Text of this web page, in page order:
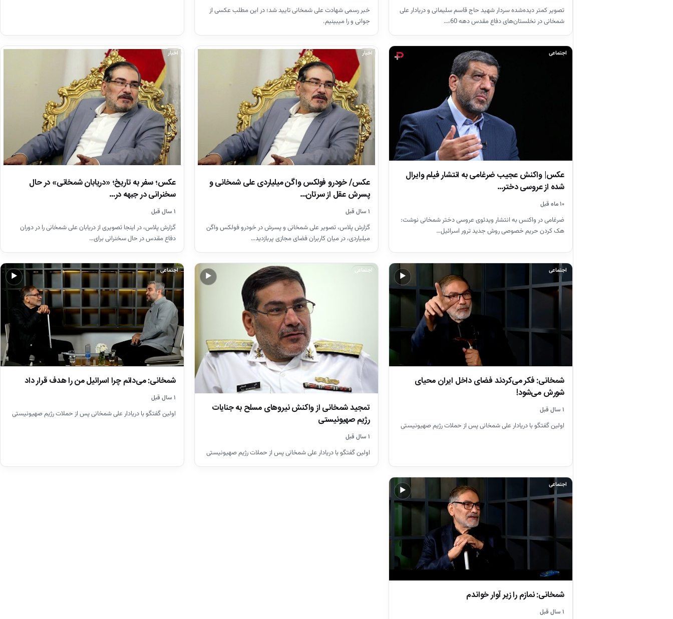
تصویر کمتر دیده‌شده سردار شهید حاج قاسم سلیمانی و دریادار علی
شمخانی در نخلستان‌های دفاع مقدس دهه 60،…
خبر رسمی شهادت علی شمخانی تایید شد؛ در این مطلب عکسی از
جوانی و را میبینیم.
اجتماعی
عکس| واکنش عجیب ضرغامی به انتشار فیلم وایرال
شده از عروسی دختر…
۱۰ ماه قبل
ضرغامی در واکنس به انتشار ویدئوی عروسی دختر شمخانی نوشت:
هک کردن حریم خصوصی روش جدید ترور اسرائیل…
اخبار
عکس/ خودرو فولکس واگن میلیاردی علی شمخانی و
پسرش عقل از سرتان…
۱ سال قبل
گزارش پلاس، تصویر علی شمخانی و پسرش در خودرو فولکس واگن
میلیاردی، در میان کاربران فضای مجازی پربازدید…
اخبار
عکس؛ سفر به تاریخ؛ «دریابان شمخانی» در حال
سخنرانی در جبهه در…
۱ سال قبل
گزارش پلاس، در اینجا تصویری از دریابان علی شمخانی را در دوران
دفاع مقدس در حال سخنرانی برای…
▶
اجتماعی
شمخانی: فکر می‌کردند فضای داخل ایران محیای
شورش می‌شود!
۱ سال قبل
اولین گفتگو با دریادار علی شمخانی پس از حملات رژیم صهیونیستی
▶
اجتماعی
تمجید شمخانی از واکنش نیروهای مسلح به جنایات
رژیم صهیونیستی
۱ سال قبل
اولین گفتگو با دریادار علی شمخانی پس از حملات رژیم صهیونیستی
▶
اجتماعی
شمخانی: می‌دانم چرا اسرائیل من را هدف قرار داد
۱ سال قبل
اولین گفتگو با دریادار علی شمخانی پس از حملات رژیم صهیونیستی
▶
اجتماعی
شمخانی: نمازم را زیر آوار خواندم
۱ سال قبل